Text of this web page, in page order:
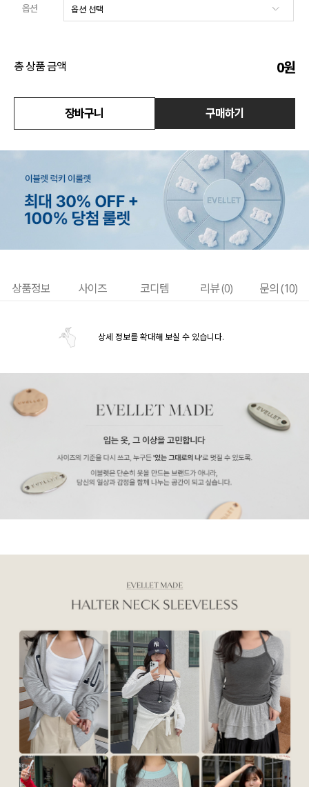
코디템
옵션
총 상품 금액 0원
장바구니 구매하기
상품정보 사이즈 코디템 리뷰 (0) 문의 (10)
상세 정보를 확대해 보실 수 있습니다.